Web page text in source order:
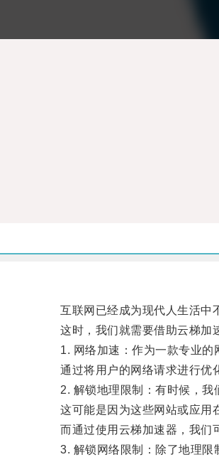
互联网已经成为现代人生活中不
这时，我们就需要借助云梯加速
1. 网络加速：作为一款专业的网
通过将用户的网络请求进行优化
2. 解锁地理限制：有时候，我们
这可能是因为这些网站或应用在
而通过使用云梯加速器，我们可
3. 解锁网络限制：除了地理限制